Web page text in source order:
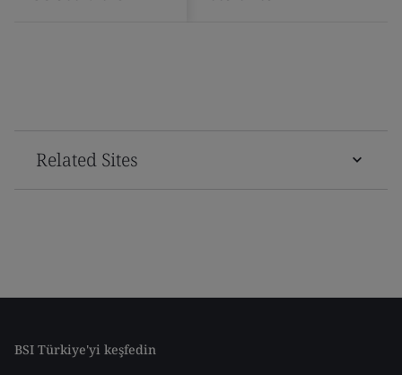
Related Sites
BSI Türkiye'yi keşfedin